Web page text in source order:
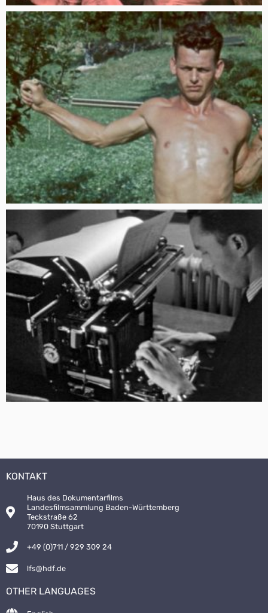
KONTAKT
Haus des Dokumentarfilms
Landesfilmsammlung Baden-Württemberg
Teckstraße 62
70190 Stuttgart
+49 (0)711 / 929 309 24
lfs@hdf.de
OTHER LANGUAGES